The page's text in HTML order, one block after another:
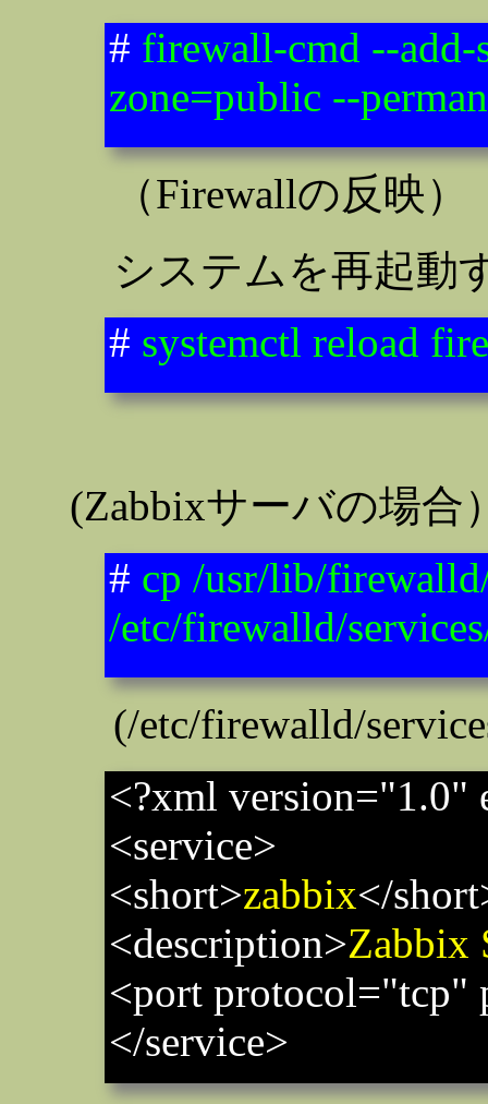
# firewall-cmd --add-
zone=public --
（Firewallの反映）
システムを再起動
# systemctl reload
(Zabbixサーバの場合
# cp /usr/lib/
/etc/firewalld/
(/etc/firewalld/
<?xml version="1.0"
<service>
<short>zabbix</
<description>Zabbix
<port protocol="tcp"
</service>